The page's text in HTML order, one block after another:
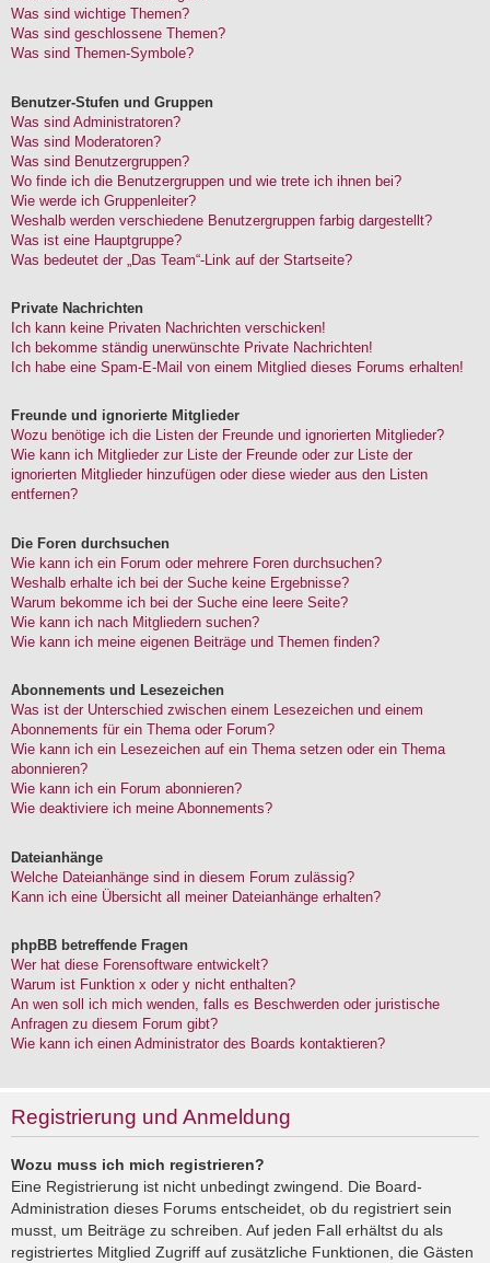
Was sind wichtige Themen?
Was sind geschlossene Themen?
Was sind Themen-Symbole?
Benutzer-Stufen und Gruppen
Was sind Administratoren?
Was sind Moderatoren?
Was sind Benutzergruppen?
Wo finde ich die Benutzergruppen und wie trete ich ihnen bei?
Wie werde ich Gruppenleiter?
Weshalb werden verschiedene Benutzergruppen farbig dargestellt?
Was ist eine Hauptgruppe?
Was bedeutet der „Das Team“-Link auf der Startseite?
Private Nachrichten
Ich kann keine Privaten Nachrichten verschicken!
Ich bekomme ständig unerwünschte Private Nachrichten!
Ich habe eine Spam-E-Mail von einem Mitglied dieses Forums erhalten!
Freunde und ignorierte Mitglieder
Wozu benötige ich die Listen der Freunde und ignorierten Mitglieder?
Wie kann ich Mitglieder zur Liste der Freunde oder zur Liste der
ignorierten Mitglieder hinzufügen oder diese wieder aus den Listen
entfernen?
Die Foren durchsuchen
Wie kann ich ein Forum oder mehrere Foren durchsuchen?
Weshalb erhalte ich bei der Suche keine Ergebnisse?
Warum bekomme ich bei der Suche eine leere Seite?
Wie kann ich nach Mitgliedern suchen?
Wie kann ich meine eigenen Beiträge und Themen finden?
Abonnements und Lesezeichen
Was ist der Unterschied zwischen einem Lesezeichen und einem
Abonnements für ein Thema oder Forum?
Wie kann ich ein Lesezeichen auf ein Thema setzen oder ein Thema
abonnieren?
Wie kann ich ein Forum abonnieren?
Wie deaktiviere ich meine Abonnements?
Dateianhänge
Welche Dateianhänge sind in diesem Forum zulässig?
Kann ich eine Übersicht all meiner Dateianhänge erhalten?
phpBB betreffende Fragen
Wer hat diese Forensoftware entwickelt?
Warum ist Funktion x oder y nicht enthalten?
An wen soll ich mich wenden, falls es Beschwerden oder juristische
Anfragen zu diesem Forum gibt?
Wie kann ich einen Administrator des Boards kontaktieren?
Registrierung und Anmeldung
Wozu muss ich mich registrieren?
Eine Registrierung ist nicht unbedingt zwingend. Die Board-
Administration dieses Forums entscheidet, ob du registriert sein
musst, um Beiträge zu schreiben. Auf jeden Fall erhältst du als
registriertes Mitglied Zugriff auf zusätzliche Funktionen, die Gästen